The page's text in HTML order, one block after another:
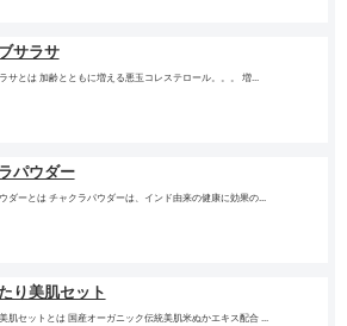
サラサ
サとは 加齢とともに増える悪玉コレステロール。。。 増...
パウダー
ダーとは チャクラパウダーは、インド由来の健康に効果の...
り美肌セット
肌セットとは 国産オーガニック伝統美肌米ぬかエキス配合 ...